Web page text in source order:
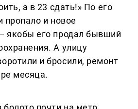
а в 23 сдать!» По его
пропало и новое
якобы его продал бывший
А улицу
и бросили, ремонт
месяца.